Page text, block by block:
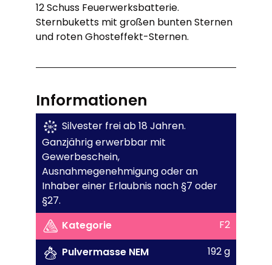
12 Schuss Feuerwerksbatterie.
Sternbuketts mit großen bunten Sternen
und roten Ghosteffekt-Sternen.
Informationen
Silvester frei ab 18 Jahren.
Ganzjährig erwerbbar mit
Gewerbeschein,
Ausnahmegenehmigung oder an
Inhaber einer Erlaubnis nach §7 oder
§27.
Kategorie
F2
Pulvermasse NEM
192 g